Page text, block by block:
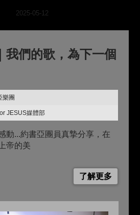
2025-05-12
我們的歌，為下一個
樂團
JESUS媒體部
動...約書亞團員真摯分享，在
帝的美
了解更多